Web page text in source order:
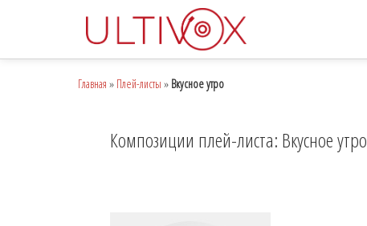
Главная » Плей-листы » Вкусное утро
Композиции плей-листа: Вкусное утро